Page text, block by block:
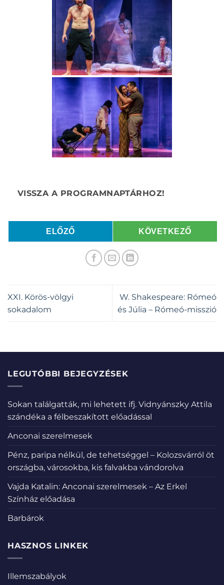
ELŐZŐ KÖVETKEZŐ
XXI. Körös-völgyi
sokadalom
W. Shakespeare: Rómeó
és Júlia – Rómeó-misszió
LEGUTÓBBI BEJEGYZÉSEK
Sokan találgatták, mi lehetett ifj. Vidnyánszky Attila
szándéka a félbeszakított előadással
Anconai szerelmesek
Pénz, paripa nélkül, de tehetséggel – Kolozsvárról öt
országba, városokba, kis falvakba vándorolva
Vajda Katalin: Anconai szerelmesek – Az Erkel
Színház előadása
Barbárok
HASZNOS LINKEK
Illemszabályok